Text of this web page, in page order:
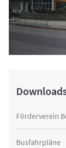
Förderverein
Busfahrpläne